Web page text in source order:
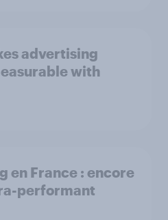
advertising
with
en France : encore
performant